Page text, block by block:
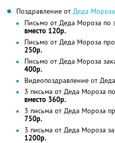
Поздравление от Деда Мороза
Письмо от Деда Мороза по
вместо 120р.
Письмо от Деда Мороза
250р.
Письмо от Деда Мороза
400р.
Видеопоздравление от
3 письма от Деда Мороза
вместо 360р.
3 письма от Деда Мороза
750р.
3 письма от Деда Мороза
1200р.